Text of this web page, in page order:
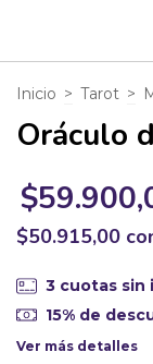
Inicio > Tarot >
Oráculo
$50.915,00
3 cuotas sin
15% de
Ver más detalles